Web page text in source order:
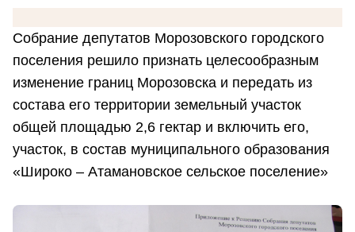
Собрание депутатов Морозовского городского
поселения решило признать целесообразным
изменение границ Морозовска и передать из
состава его территории земельный участок
общей площадью 2,6 гектар и включить его,
участок, в состав муниципального образования
«Широко – Атамановское сельское поселение»